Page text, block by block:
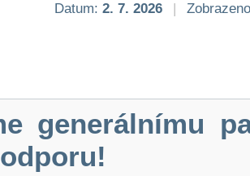
Datum: 2. 7. 2026 |
generálnímu